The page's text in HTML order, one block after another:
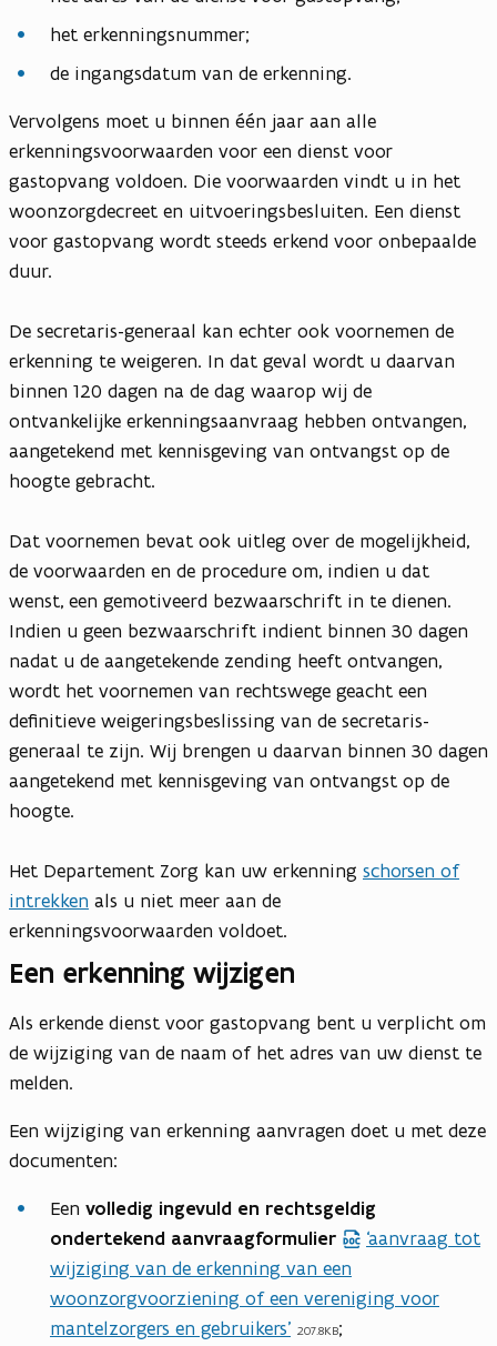
het erkenningsnummer;
de ingangsdatum van de erkenning.
Vervolgens moet u binnen één jaar aan alle
erkenningsvoorwaarden voor een dienst voor
gastopvang voldoen. Die voorwaarden vindt u in het
woonzorgdecreet en uitvoeringsbesluiten. Een dienst
voor gastopvang wordt steeds erkend voor onbepaalde
duur.
De secretaris-generaal kan echter ook voornemen de
erkenning te weigeren. In dat geval wordt u daarvan
binnen 120 dagen na de dag waarop wij de
ontvankelijke erkenningsaanvraag hebben ontvangen,
aangetekend met kennisgeving van ontvangst op de
hoogte gebracht.
Dat voornemen bevat ook uitleg over de mogelijkheid,
de voorwaarden en de procedure om, indien u dat
wenst, een gemotiveerd bezwaarschrift in te dienen.
Indien u geen bezwaarschrift indient binnen 30 dagen
nadat u de aangetekende zending heeft ontvangen,
wordt het voornemen van rechtswege geacht een
definitieve weigeringsbeslissing van de secretaris-
generaal te zijn. Wij brengen u daarvan binnen 30 dagen
aangetekend met kennisgeving van ontvangst op de
hoogte.
Het Departement Zorg kan uw erkenning schorsen of
intrekken als u niet meer aan de
erkenningsvoorwaarden voldoet.
Een erkenning wijzigen
Als erkende dienst voor gastopvang bent u verplicht om
de wijziging van de naam of het adres van uw dienst te
melden.
Een wijziging van erkenning aanvragen doet u met deze
documenten:
Een volledig ingevuld en rechtsgeldig
ondertekend aanvraagformulier
‘aanvraag tot
wijziging van de erkenning van een
woonzorgvoorziening of een vereniging voor
mantelzorgers en gebruikers’
d
o
c
b
207.8KB;